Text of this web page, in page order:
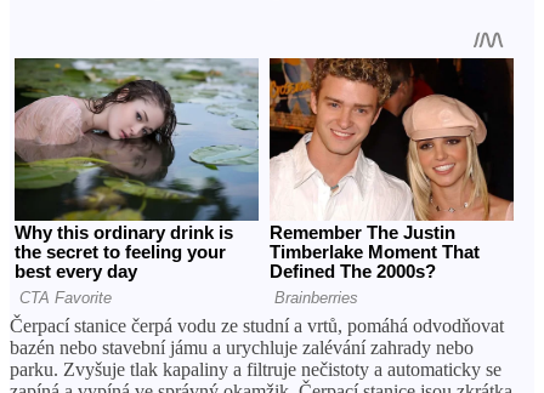
Čerpací stanice čerpá vodu ze studní a vrtů, pomáhá odvodňovat
bazén nebo stavební jámu a urychluje zalévání zahrady nebo
parku. Zvyšuje tlak kapaliny a filtruje nečistoty a automaticky se